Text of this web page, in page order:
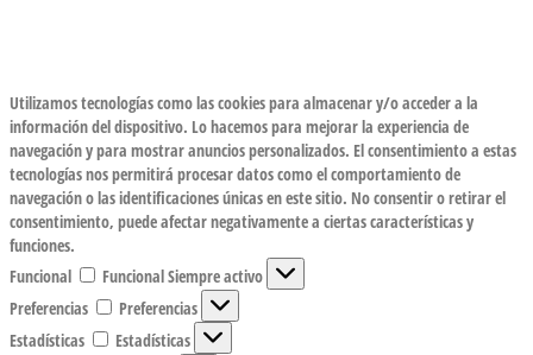
Utilizamos tecnologías como las cookies para almacenar y/o acceder a la
información del dispositivo. Lo hacemos para mejorar la experiencia de
navegación y para mostrar anuncios personalizados. El consentimiento a estas
tecnologías nos permitirá procesar datos como el comportamiento de
navegación o las identificaciones únicas en este sitio. No consentir o retirar el
consentimiento, puede afectar negativamente a ciertas características y
funciones.
Funcional
FuncionalSiempre activo
Preferencias
Preferencias
Estadísticas
Estadísticas